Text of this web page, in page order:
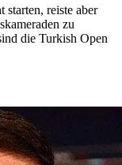
starten, reiste aber
zu
die Turkish Open